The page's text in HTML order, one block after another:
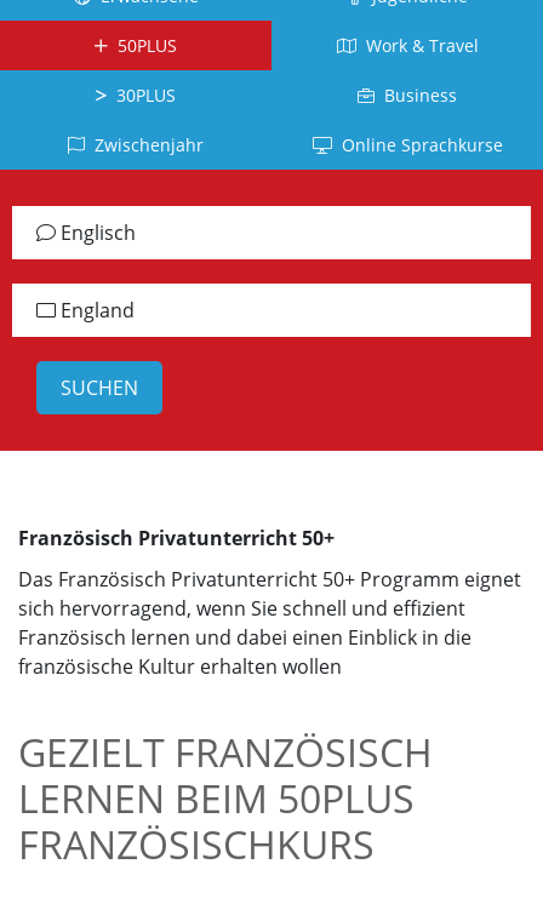
50PLUS Work & Travel
30PLUS Business
Zwischenjahr Online Sprachkurse
Englisch
England
Französisch Privatunterricht 50+
Das Französisch Privatunterricht 50+ Programm eignet
sich hervorragend, wenn Sie schnell und effizient
Französisch lernen und dabei einen Einblick in die
französische Kultur erhalten wollen
GEZIELT FRANZÖSISCH
LERNEN BEIM 50PLUS
FRANZÖSISCHKURS
Kanada
Neuseeland
Südafrika
Irland
Schottland
Jamaika
alle
Länder
La
Arabisch
Jordanien
Türkei
Griechenland
Republik
Korea
Brasilien
Deutsch
Deutschland
Japanisch
Japan
Vietnam
Lettland